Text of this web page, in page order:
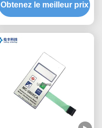
Membrane Keyboard
Switch
Obtenez le meilleur prix